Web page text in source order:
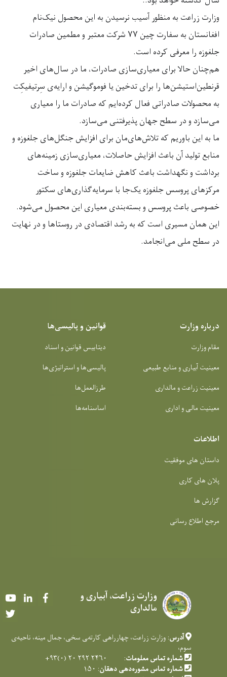
وزارت زراعت به منظور آسیب نرسیدن به این محصول نیک‌نام
افغانستان به سفارت چین ۷۷ شرکت معتبر و مطمین صادرات
جلغوزه را معرفی کرده است.
هم‌چنان حالا برای معیاری‌سازی صادرات، ما در سال‌های اخیر
قرنطین‌استیشن‌ها را برای تدخین یا فوموگیشن و ارایه‌ی سِرتیفیکِت
به محصولات صادراتی فعال کرده‌ایم که صادرات ما را معیاری
می‌سازد و در سطح جهان پذیرفتنی می‌سازد.
ما به این باوریم که تلاش‌های‌مان برای افزایش جنگل‌های جلغوزه و
منابع تولید آن باعث افزایش حاصلات، معیاری‌سازی زمینه‌های
برداشت و نگهداشت باعث کاهش ضایعات جلغوزه و ساخت
مرکزهای پروسس جلغوزه یک‌جا با سرمایه‌گذاری‌های سکتور
خصوصی باعث پروسس و بسته‌بندی معیاری این محصول می‌شود.
این همان مسیری است که به رشد اقتصادی در روستاها و در نهایت
در سطح ملی می‌انجامد.
درباره وزارت
مقام وزارت
معینیت آبیاری و منابع طبیعی
معینیت زراعت و مالداری
معینیت مالی و اداری
قوانین و پالیسی‌ها
دیتابیس قوانین و اسناد
پالیسی‌ها و استراتیژی‌ها
طرزالعمل‌ها
اساسنامه‌ها
اطلاعات
داستان های موفقیت
پلان های کاری
گزارش ها
مرجع اطلاع رسانی
وزارت زراعت، آبیاری و
مالداری
YoutubeLinkedIn
آدرس: وزارت زراعت، چهارراهی کارته‌‍ی سخی، جمال مینه، ناحیه‌ی
سوم،
شماره تماس معلومات: ۲۴۶۰ ۲۹۲ ۲۰ (۰)۹۳+
شماره تماس مشوره‌دهی دهقان: ۱۵۰